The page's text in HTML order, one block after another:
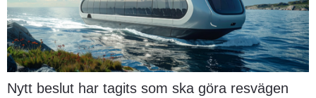
Nytt beslut har tagits som ska göra resvägen